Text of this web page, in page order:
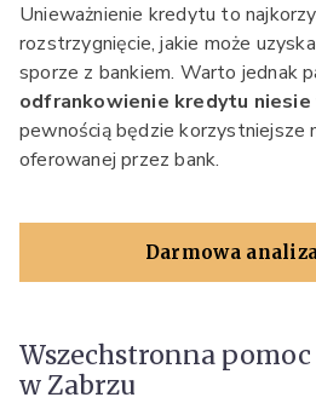
Unieważnienie kredytu to
rozstrzygnięcie, jakie może
sporze z bankiem. Warto jednak
odfrankowienie kredytu
pewnością będzie korzystniejsze
oferowanej przez bank.
Darmowa
Wszechstronna
w Zabrzu